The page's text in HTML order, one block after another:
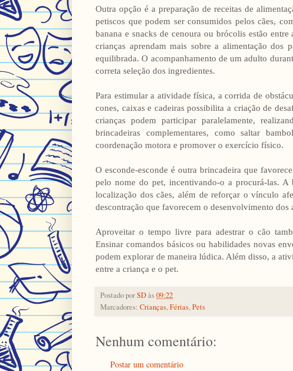
Outra opção é a preparação de receitas de
petiscos que podem ser consumidos pelos cães,
banana e snacks de cenoura ou brócolis estão
crianças aprendam mais sobre a alimentação dos
equilibrada. O acompanhamento de um adulto
correta seleção dos ingredientes.
Para estimular a atividade física, a corrida de
cones, caixas e cadeiras possibilita a criação de
crianças podem participar paralelamente,
brincadeiras complementares, como saltar
coordenação motora e promover o exercício físico.
O esconde-esconde é outra brincadeira que
pelo nome do pet, incentivando-o a procurá-las.
localização dos cães, além de reforçar o vínculo
descontração que favorecem o desenvolvimento dos
Aproveitar o tempo livre para adestrar o cão
Ensinar comandos básicos ou habilidades novas
podem explorar de maneira lúdica. Além disso, a
entre a criança e o pet.
Postado porSDàs09:22
Marcadores: Crianças,Férias,Pets
Nenhum comentário:
Postar um comentário